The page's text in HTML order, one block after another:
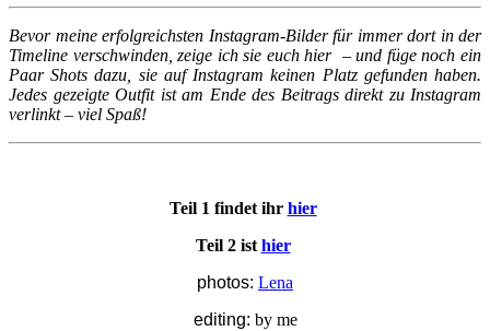
Bevor meine erfolgreichsten Instagram-Bilder für immer dort in der
Timeline verschwinden, zeige ich sie euch hier – und füge noch ein
Paar Shots dazu, sie auf Instagram keinen Platz gefunden haben.
Jedes gezeigte Outfit ist am Ende des Beitrags direkt zu Instagram
verlinkt – viel Spaß!
Teil 1 findet ihr hier
Teil 2 ist hier
photos: Lena
editing: by me